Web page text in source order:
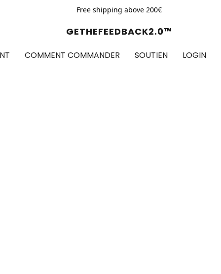
Free shipping above 200€
GETHEFEEDBACK2.0™
COMMENT COMMANDER SOUTIEN LOGIN